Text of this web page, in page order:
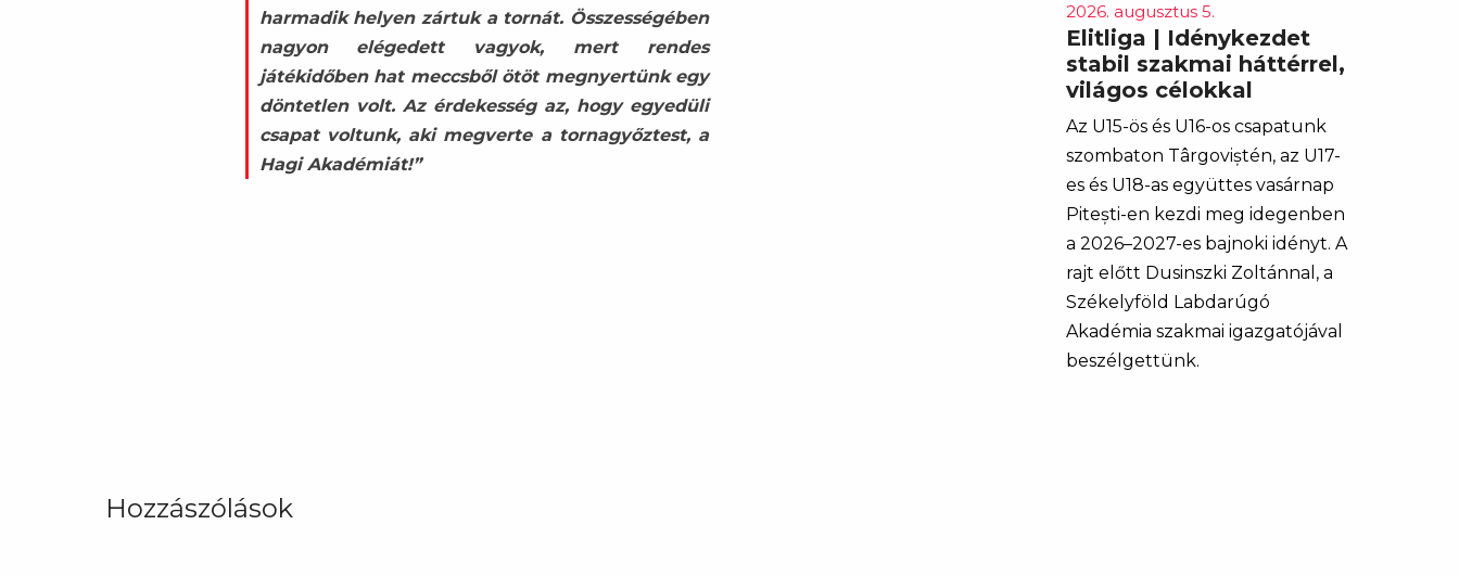
harmadik helyen zártuk a tornát. Összességében
nagyon elégedett vagyok, mert rendes
játékidőben hat meccsből ötöt megnyertünk egy
döntetlen volt. Az érdekesség az, hogy egyedüli
csapat voltunk, aki megverte a tornagyőztest, a
Hagi Akadémiát!”
2026. augusztus 5.
Elitliga | Idénykezdet
stabil szakmai háttérrel,
világos célokkal
Az U15-ös és U16-os csapatunk
szombaton Târgoviștén, az U17-
es és U18-as együttes vasárnap
Pitești-en kezdi meg idegenben
a 2026–2027-es bajnoki idényt. A
rajt előtt Dusinszki Zoltánnal, a
Székelyföld Labdarúgó
Akadémia szakmai igazgatójával
beszélgettünk.
Hozzászólások